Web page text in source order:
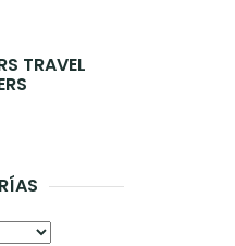
TRAVEL